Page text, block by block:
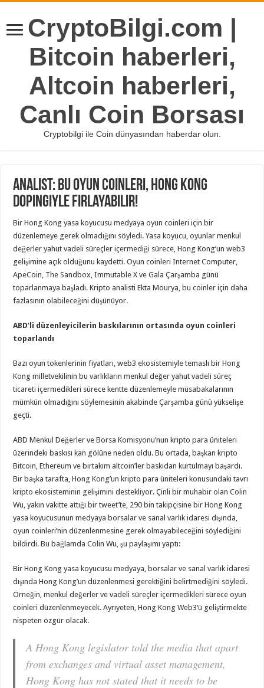
CryptoBilgi.com |
Bitcoin haberleri,
Altcoin haberleri,
Canlı Coin Borsası
Cryptobilgi ile Coin dünyasından haberdar olun.
Analist: Bu Oyun Coinleri, Hong Kong
Dopingiyle Fırlayabilir!
Bir Hong Kong yasa koyucusu medyaya oyun coinleri için bir
düzenlemeye gerek olmadığını söyledi. Yasa koyucu, oyunlar menkul
değerler yahut vadeli süreçler içermediği sürece, Hong Kong’un web3
gelişimine açık olduğunu kaydetti. Oyun coinleri Internet Computer,
ApeCoin, The Sandbox, Immutable X ve Gala Çarşamba günü
toparlanmaya başladı. Kripto analisti Ekta Mourya, bu coinler için daha
fazlasının olabileceğini düşünüyor.
ABD’li düzenleyicilerin baskılarının ortasında oyun coinleri
toparlandı
Bazı oyun tokenlerinin fiyatları, web3 ekosistemiyle temaslı bir Hong
Kong milletvekilinin bu varlıkların menkul değer yahut vadeli süreç
ticareti içermedikleri sürece kentte düzenlemeyle müsabakalarının
mümkün olmadığını söylemesinin akabinde Çarşamba günü yükselişe
geçti.
ABD Menkul Değerler ve Borsa Komisyonu’nun kripto para üniteleri
üzerindeki baskısı kan gölüne neden oldu. Bu ortada, başkan kripto
Bitcoin, Ethereum ve birtakım altcoin’ler baskıdan kurtulmayı başardı.
Bir başka tarafta, Hong Kong’un kripto para üniteleri konusundaki tavrı
kripto ekosisteminin gelişimini destekliyor. Çinli bir muhabir olan Colin
Wu, yakın vakitte attığı bir tweet’te, 290 bin takipçisine bir Hong Kong
yasa koyucusunun medyaya borsalar ve sanal varlık idaresi dışında,
oyun coinleri’nin düzenlenmesine gerek olmayabileceğini söylediğini
bildirdi. Bu bağlamda Colin Wu, şu paylaşımı yaptı:
Bir Hong Kong yasa koyucusu medyaya, borsalar ve sanal varlık idaresi
dışında Hong Kong’un düzenlenmesi gerektiğini belirtmediğini söyledi.
Örneğin, menkul değerler ve vadeli süreçler içermedikleri sürece oyun
coinleri düzenlenmeyecek. Ayrıyeten, Hong Kong Web3‘ü geliştirmekte
nispeten özgür olacak.
A Hong Kong legislator told the media that apart
from exchanges and virtual asset management,
Hong Kong has not stated that it needs to be